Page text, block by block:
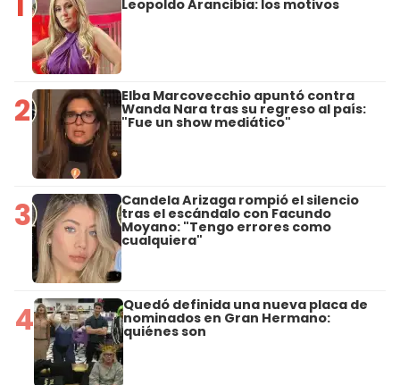
Leopoldo Arancibia: los motivos
2 Elba Marcovecchio apuntó contra
Wanda Nara tras su regreso al país:
"Fue un show mediático"
3 Candela Arizaga rompió el silencio
tras el escándalo con Facundo
Moyano: "Tengo errores como
cualquiera"
4 Quedó definida una nueva placa de
nominados en Gran Hermano:
quiénes son